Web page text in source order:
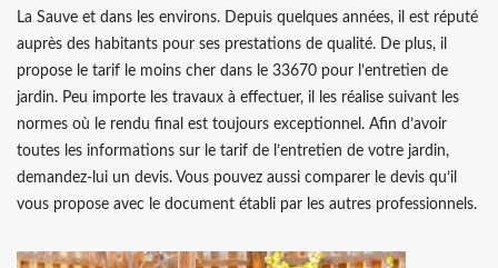
La Sauve et dans les environs. Depuis quelques années, il est réputé
auprès des habitants pour ses prestations de qualité. De plus, il
propose le tarif le moins cher dans le 33670 pour l’entretien de
jardin. Peu importe les travaux à effectuer, il les réalise suivant les
normes où le rendu final est toujours exceptionnel. Afin d’avoir
toutes les informations sur le tarif de l’entretien de votre jardin,
demandez-lui un devis. Vous pouvez aussi comparer le devis qu’il
vous propose avec le document établi par les autres professionnels.